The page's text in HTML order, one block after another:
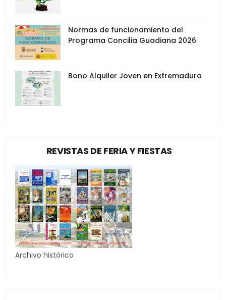
Normas de funcionamiento del
Programa Concilia Guadiana 2026
Bono Alquiler Joven en Extremadura
REVISTAS DE FERIA Y FIESTAS
Archivo histórico